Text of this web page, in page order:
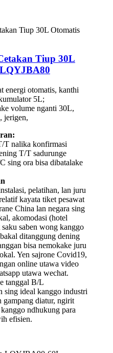
Tiup 30L
energi otomatis, kanthi
5L;
volume nganti 30L,
jerigen,
T nalika konfirmasi
T/T sadurunge
sing ora bisa dibatalake
pelatihan, lan juru
kayata tiket pesawat
China lan negara sing
akomodasi (hotel
saben wong kanggo
ditanggung dening
bisa nemokake juru
Yen sajrone Covid19,
online utawa video
utawa wechat.
tanggal B/L
sing ideal kanggo industri
diatur, ngirit
ndhukung para
efisien.